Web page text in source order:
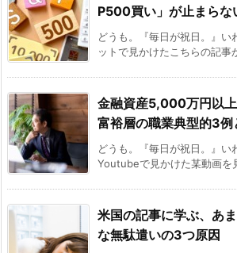
P500買い」が止まらな
どうも。『毎日が祝日。』い
ットで見かけたこちらの記事
金融資産5,000万円以
富裕層の職業典型的3例
どうも。『毎日が祝日。』い
Youtubeで見かけた某動画を
米国の記事に学ぶ、あ
な無駄遣いの3つ原因